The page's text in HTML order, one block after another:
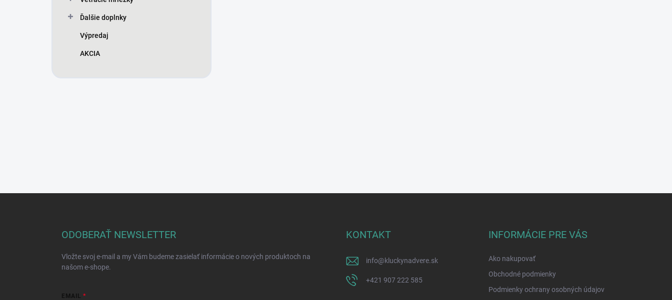
Ďalšie doplnky
Výpredaj
AKCIA
ODOBERAŤ NEWSLETTER
Vložte svoj e-mail a my Vám budeme zasielať informácie o nových produktoch na
našom e-shope.
EMAIL
KONTAKT
info@kluckynadvere.sk
+421 907 222 585
INFORMÁCIE PRE VÁS
Ako nakupovať
Obchodné podmienky
Podmienky ochrany osobných údajov